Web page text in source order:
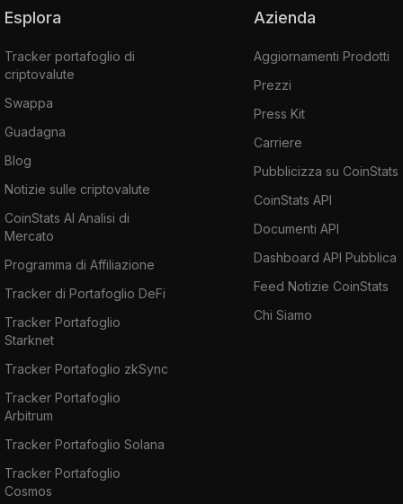
Esplora
Tracker portafoglio di
criptovalute
Swappa
Guadagna
Blog
Notizie sulle criptovalute
CoinStats AI Analisi di
Mercato
Programma di Affiliazione
Tracker di Portafoglio DeFi
Tracker Portafoglio
Starknet
Tracker Portafoglio zkSync
Tracker Portafoglio
Arbitrum
Tracker Portafoglio Solana
Tracker Portafoglio
Cosmos
Azienda
Aggiornamenti Prodotti
Prezzi
Press Kit
Carriere
Pubblicizza su CoinStats
CoinStats API
Documenti API
Dashboard API Pubblica
Feed Notizie CoinStats
Chi Siamo